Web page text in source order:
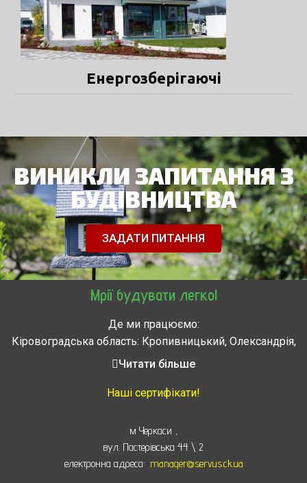
Енергозберігаючі
ВИНИКЛИ ЗАПИТАННЯ З
БУДІВНИЦТВА
ЗАДАТИ ПИТАННЯ
Мрії будувати легко!
Де ми працюємо:
Кіровоградська область: Кропивницький, Олександрія,
Знам’янка, Долинська, Новоархангельськ, Світловодськ
Звенигородка, Золотоноша, Каменка, Канев, Корсунь-
Монастырище, Смела, Тальное, Умань, Христиновка.
Черкассы, Чигирин, Чорнобай, Шпола
Читати більше
Наші сертифікати!
м Черкаси ,
вул. Пастерівська 44 \ 2
електронна адреса: manager@servus.ck.ua